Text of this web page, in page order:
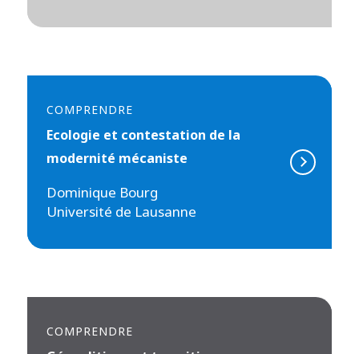
COMPRENDRE
Ecologie et contestation de la
modernité mécaniste
Dominique Bourg
Université de Lausanne
COMPRENDRE